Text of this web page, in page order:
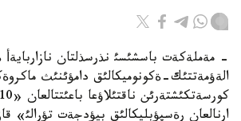
- مةملةكةت باسشئسئ نذرسذلتان نازاربايةأ
الةؤمةتتئك-ةكونوميكالئق دامؤئنئث
ارنالعان رةسپؤبليكالئق بيؤدجةت تؤرالئ»